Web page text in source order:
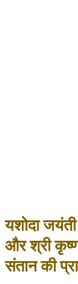
यशोदा
और श्री कृष्ण
संतान की